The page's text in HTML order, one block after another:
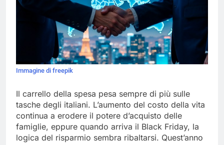
Immagine di freepik
Il carrello della spesa pesa sempre di più sulle
tasche degli italiani. L’aumento del costo della vita
continua a erodere il potere d’acquisto delle
famiglie, eppure quando arriva il Black Friday, la
logica del risparmio sembra ribaltarsi. Quest’anno